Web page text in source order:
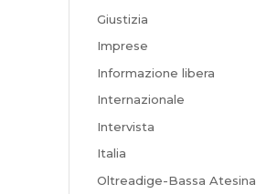
Giustizia
Imprese
Informazione libera
Internazionale
Intervista
Italia
Oltreadige-Bassa Atesina